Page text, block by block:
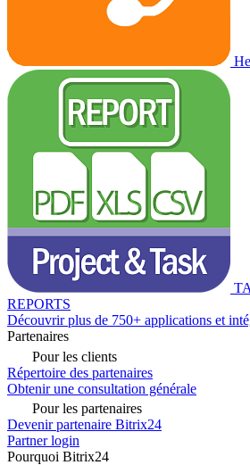
REPORTS
Découvrir plus de 750+ applications et
Partenaires
Pour les clients
Répertoire des partenaires
Obtenir une consultation générale
Pour les partenaires
Devenir partenaire Bitrix24
Partner login
Pourquoi Bitrix24